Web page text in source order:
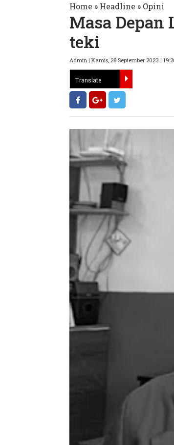
Home » Headline » Opini
Masa
teki
Admin | Kamis, 28 September 2023 |